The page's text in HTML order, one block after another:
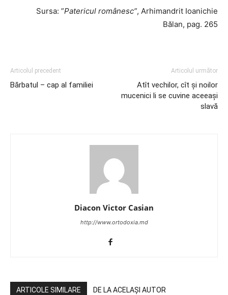
Sursa: ”Patericul românesc”, Arhimandrit Ioanichie
Bălan, pag. 265
Articolul precedent
Bărbatul – cap al familiei
Articolul următor
Atît vechilor, cît și noilor
mucenici li se cuvine aceeași
slavă
Diacon Victor Casian
http://www.ortodoxia.md
ARTICOLE SIMILARE DE LA ACELAȘI AUTOR